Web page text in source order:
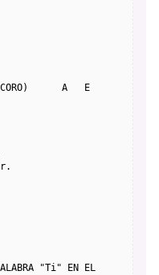
CORO)      A   E
"Ti" EN EL